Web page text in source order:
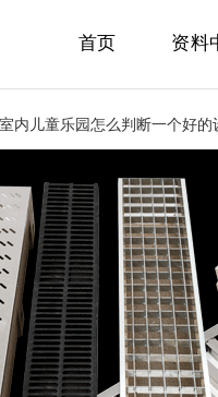
首页 资料
帮您了解儿童|游乐场设
备专区
成人|电玩城设备
专区
帮您了解成人|电玩城设
备专区
游乐|电瓶车设备
专区
内儿童乐园怎么判断一个好的